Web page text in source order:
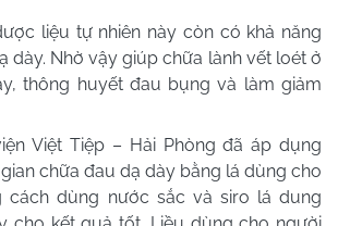
liệu tự nhiên này còn có khả năng
dày. Nhờ vậy giúp chữa lành vết loét ở
thông huyết đau bụng và làm giảm
Việt Tiệp – Hải Phòng đã áp dụng
chữa đau dạ dày bằng lá dùng cho
cách dùng nước sắc và siro lá dung